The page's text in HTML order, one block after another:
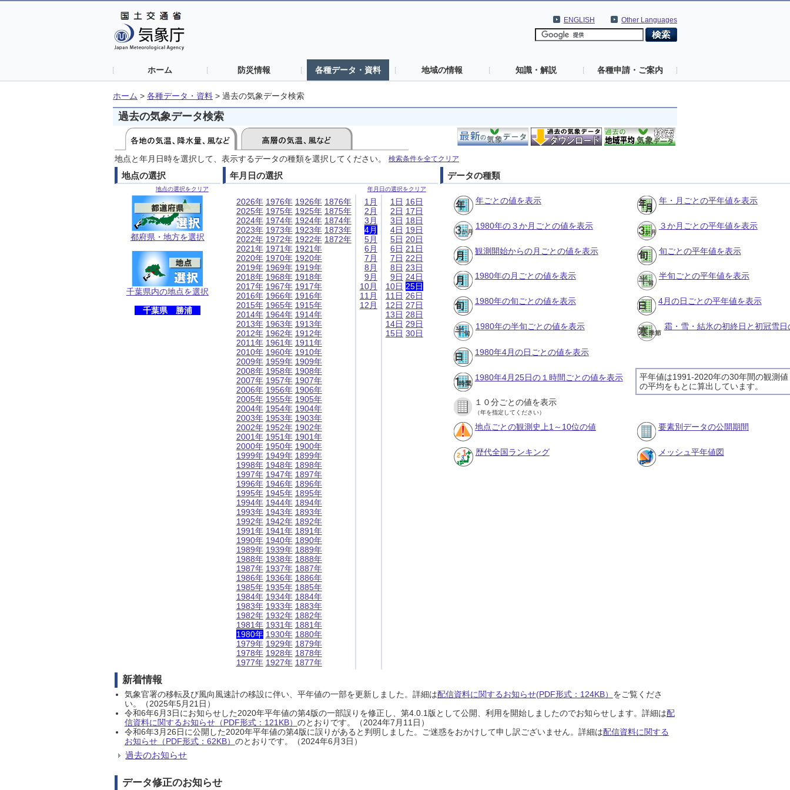
Other Languages
ENGLISH
ホーム 防災情報 各種データ・資料 地域の情報 知識・解説 各種申請・ご案内
ホーム > 各種データ・資料 > 過去の気象データ検索
過去の気象データ検索
地点と年月日時を選択して、表示するデータの種類を選択してください。 検索条件を全てクリア
地点の選択
地点の選択をクリア
都府県・地方を選択
千葉県内の地点を選択
千葉県 勝浦
年月日の選択
年月日の選択をクリア
2026年
2025年
2024年
2023年
2022年
2021年
2020年
2019年
2018年
2017年
2016年
2015年
2014年
2013年
2012年
2011年
2010年
2009年
2008年
2007年
2006年
2005年
2004年
2003年
2002年
2001年
2000年
1999年
1998年
1997年
1996年
1995年
1994年
1993年
1992年
1991年
1990年
1989年
1988年
1987年
1986年
1985年
1984年
1983年
1982年
1981年
1980年
1979年
1978年
1977年
1976年
1975年
1974年
1973年
1972年
1971年
1970年
1969年
1968年
1967年
1966年
1965年
1964年
1963年
1962年
1961年
1960年
1959年
1958年
1957年
1956年
1955年
1954年
1953年
1952年
1951年
1950年
1949年
1948年
1947年
1946年
1945年
1944年
1943年
1942年
1941年
1940年
1939年
1938年
1937年
1936年
1935年
1934年
1933年
1932年
1931年
1930年
1929年
1928年
1927年
1926年
1925年
1924年
1923年
1922年
1921年
1920年
1919年
1918年
1917年
1916年
1915年
1914年
1913年
1912年
1911年
1910年
1909年
1908年
1907年
1906年
1905年
1904年
1903年
1902年
1901年
1900年
1899年
1898年
1897年
1896年
1895年
1894年
1893年
1892年
1891年
1890年
1889年
1888年
1887年
1886年
1885年
1884年
1883年
1882年
1881年
1880年
1879年
1878年
1877年
1876年
1875年
1874年
1873年
1872年
1月
2月
3月
4月
5月
6月
7月
8月
9月
10月
11月
12月
1日
2日
3日
4日
5日
6日
7日
8日
9日
10日
11日
12日
13日
14日
15日
16日
17日
18日
19日
20日
21日
22日
23日
24日
25日
26日
27日
28日
29日
30日
データの種類
年ごとの値を表示 年・月ごとの平年値を表示
1980年の３か月ごとの値を表示 ３か月ごとの平年値を表示
観測開始からの月ごとの値を表示 旬ごとの平年値を表示
1980年の月ごとの値を表示 半旬ごとの平年値を表示
1980年の旬ごとの値を表示 4月の日ごとの平年値を表示
1980年の半旬ごとの値を表示 霜・雪・結氷の初終日と初冠雪
1980年4月の日ごとの値を表示
平年値は1991-2020年の30年間の観測値
の平均をもとに算出しています。
1980年4月25日の１時間ごとの値を表示
１０分ごとの値を表示
（年を指定してください）
地点ごとの観測史上1～10位の値 要素別データの公開期間
歴代全国ランキング メッシュ平年値図
新着情報
気象官署の移転及び風向風速計の移設に伴い、平年値の一部を更新しました。詳細は配信資料に関するお知らせ(PDF形式：124KB） をご覧くださ
い。（2025年5月21日）
令和6年6月3日にお知らせした2020年平年値の第4版の一部誤りを修正し、第4.0.1版として公開、利用を開始しましたのでお知らせします。詳細は配
信資料に関するお知らせ（PDF形式：121KB） のとおりです。（2024年7月11日）
令和6年3月26日に公開した2020年平年値の第4版に誤りがあると判明しました。ご迷惑をおかけして申し訳ございません。詳細は配信資料に関する
お知らせ（PDF形式：62KB） のとおりです。（2024年6月3日）
過去のお知らせ
データ修正のお知らせ